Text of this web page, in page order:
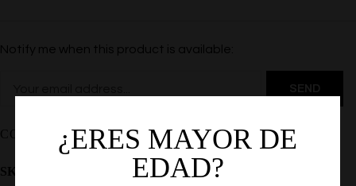
Notify me when this product is available:
COMPARTIR
SKU:
¿ERES MAYOR DE
EDAD?